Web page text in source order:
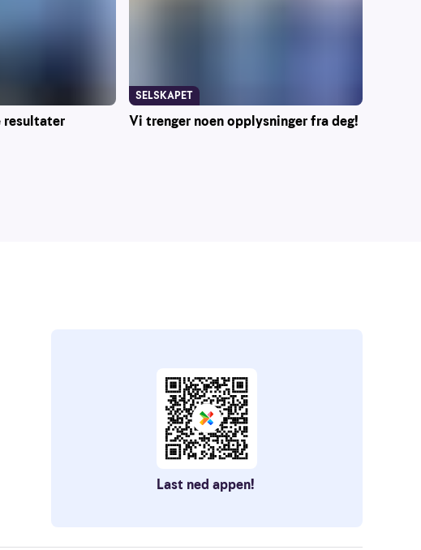
resultater Vi trenger noen opplysninger fra deg!
SELSKAPET
Last ned appen!